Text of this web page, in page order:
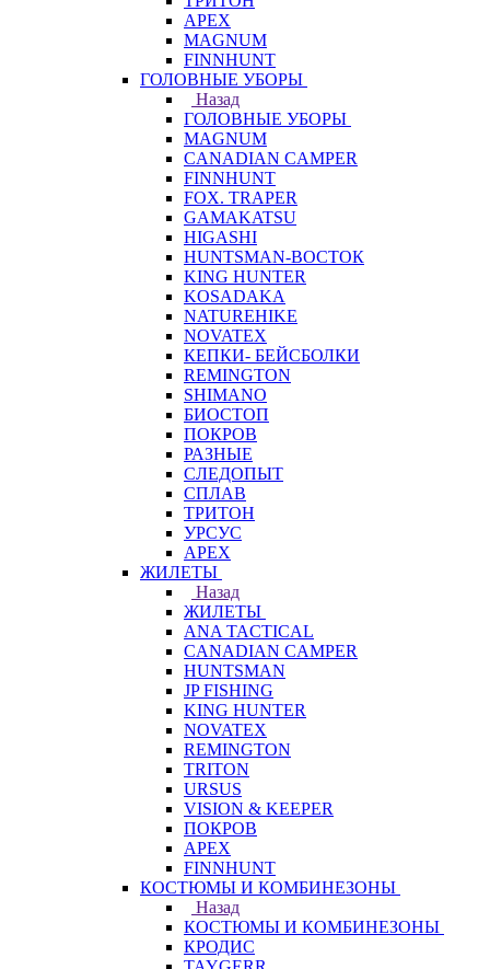
APEX
MAGNUM
FINNHUNT
ГОЛОВНЫЕ УБОРЫ
Назад
ГОЛОВНЫЕ УБОРЫ
MAGNUM
CANADIAN CAMPER
FINNHUNT
FOX. TRAPER
GAMAKATSU
HIGASHI
HUNTSMAN-ВОСТОК
KING HUNTER
KOSADAKA
NATUREHIKE
NOVATEX
КЕПКИ- БЕЙСБОЛКИ
REMINGTON
SHIMANO
БИОСТОП
ПОКРОВ
РАЗНЫЕ
СЛЕДОПЫТ
СПЛАВ
ТРИТОН
УРСУС
APEX
ЖИЛЕТЫ
Назад
ЖИЛЕТЫ
ANA TACTICAL
CANADIAN CAMPER
HUNTSMAN
JP FISHING
KING HUNTER
NOVATEX
REMINGTON
TRITON
URSUS
VISION & KEEPER
ПОКРОВ
APEX
FINNHUNT
КОСТЮМЫ И КОМБИНЕЗОНЫ
Назад
КОСТЮМЫ И КОМБИНЕЗОНЫ
КРОДИС